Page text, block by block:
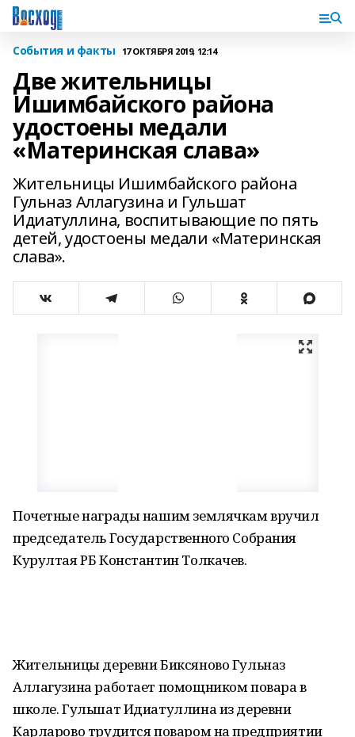
События и факты 17 ОКТЯБРЯ 2019, 12:14
Две жительницы
Ишимбайского района
удостоены медали
«Материнская слава»
Жительницы Ишимбайского района
Гульназ Аллагузина и Гульшат
Идиатуллина, воспитывающие по пять
детей, удостоены медали «Материнская
слава».
Почетные награды нашим землячкам вручил
председатель Государственного Собрания
Курултая РБ Константин Толкачев.
Жительницы деревни Биксяново Гульназ
Аллагузина работает помощником повара в
школе. Гульшат Идиатуллина из деревни
Карларово трудится поваром на предприятии